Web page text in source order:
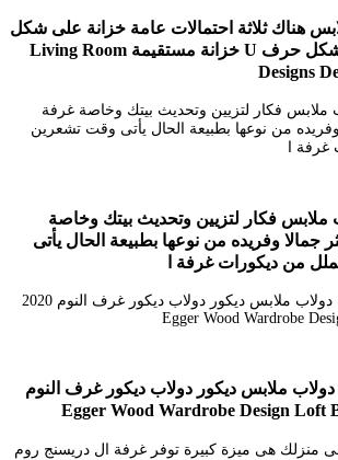
هناك ثلاثة احتمالات عامة خزانة على شكل
حرف L خزانة على شكل حرف U خزانة مستقيمة Living Room
Designs
ملابس فكار لتزيين وتحديث بيتك وخاصة
جمالا وفريده من نوعها بطبيعة الحال يأتى
من ديكورات غرفة ا
ملابس ديكور دولاب ديكور غرف النوم